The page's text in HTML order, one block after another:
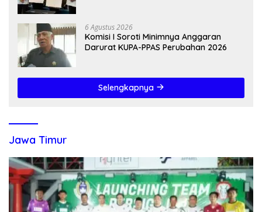
6 Agustus 2026
Komisi I Soroti Minimnya Anggaran
Darurat KUPA-PPAS Perubahan 2026
Selengkapnya
Jawa Timur